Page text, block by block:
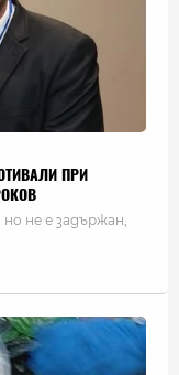
ПРИ
не е задържан,